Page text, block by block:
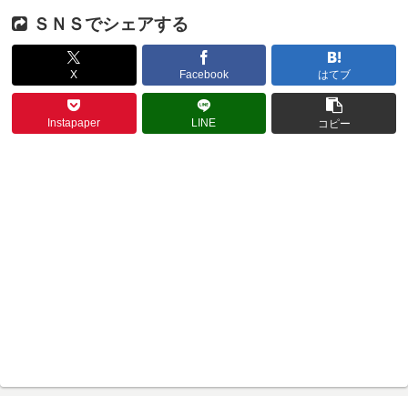
ＳＮＳでシェアする
X Facebook はてブ
Instapaper LINE コピー